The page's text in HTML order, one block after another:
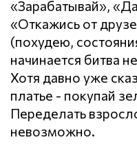
«Зарабатывай»,
«Откажись от
(похудею,
начинается битва
Хотя давно уже
платье - покупай
Переделать
невозможно.